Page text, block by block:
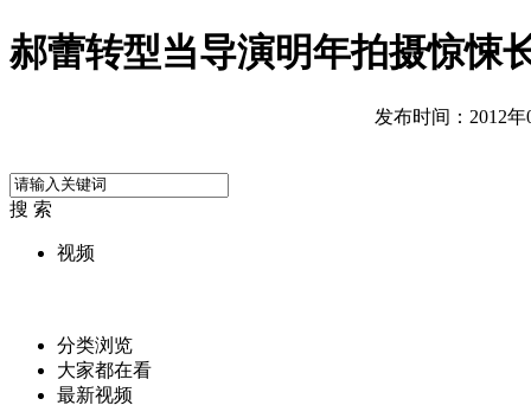
郝蕾转型当导演明年拍摄惊悚
发布时间：2012年
搜 索
视频
分类浏览
大家都在看
最新视频